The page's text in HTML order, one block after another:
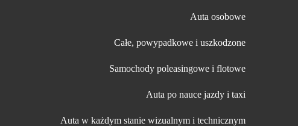
Auta osobowe
Całe, powypadkowe i uszkodzone
Samochody poleasingowe i flotowe
Auta po nauce jazdy i taxi
Auta w każdym stanie wizualnym i technicznym